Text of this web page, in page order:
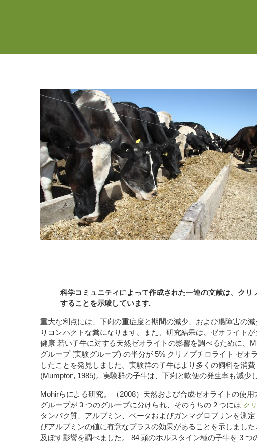
科学コミュニティによって作成された一連の文献は、ク
することを示唆しています.
重大な利点には、下痢の重症度と期間の減少、および腸障害の
りコンパクトな糞になります。また、研究結果は、ゼオライト
健康 若い子牛に対する天然ゼオライトの影響を調べるために、
グループ (実験グループ) の半分が 5% クリノプチロライト ゼ
したことを発見しました。実験群の子牛はより多くの飼料を消
(Mumpton, 1985)。実験群の子牛は、下痢と軟便の発生率も減少
Mohirらによる研究。 （2008）天然および合成ゼオライトの使用
グループが 3 つのグループに分けられ、そのうちの 2 つには ク
タンパク質、アルブミン、ベータおよびガンマグロブリンを測
びアルブミンの値に有意なプラスの効果があることを示しまし
及ぼす影響を調べました。 84 頭のホルスタイン種の子牛を 3